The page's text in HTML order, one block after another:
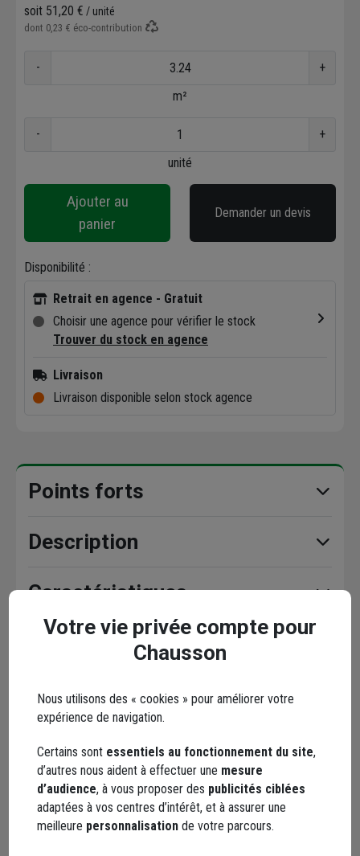
soit 51,20 € / unité
dont 0,23 € éco-contribution
-
+
m²
-
+
unité
Ajouter au
panier
Demander un devis
Disponibilité :
Retrait en agence - Gratuit
Choisir une agence pour vérifier le stock
Trouver du stock en agence
Livraison
Livraison disponible selon stock agence
Points forts
Description
Caractéristiques
Documents
En complément
Votre vie privée compte pour
Chausson
Nous utilisons des « cookies » pour améliorer votre
expérience de navigation.
Certains sont essentiels au fonctionnement du site,
d’autres nous aident à effectuer une mesure
d’audience, à vous proposer des publicités ciblées
adaptées à vos centres d’intérêt, et à assurer une
meilleure personnalisation de votre parcours.